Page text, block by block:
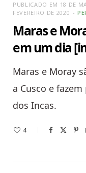
PUBLICADO EM 18 DE
FEVEREIRO DE 2020
Maras e
em um dia
Maras e Moray
a Cusco e
dos Incas.
4